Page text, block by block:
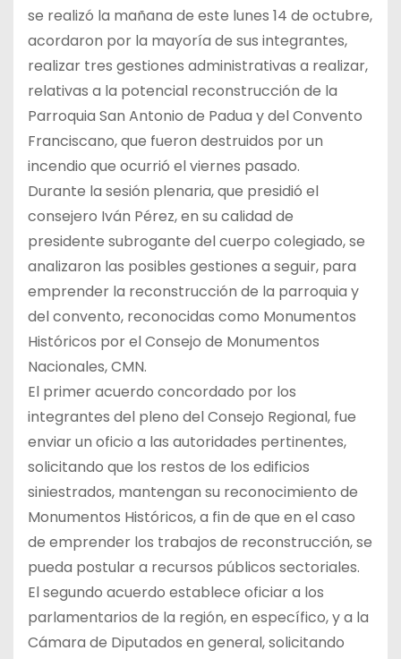
se realizó la mañana de este lunes 14 de octubre,
acordaron por la mayoría de sus integrantes,
realizar tres gestiones administrativas a realizar,
relativas a la potencial reconstrucción de la
Parroquia San Antonio de Padua y del Convento
Franciscano, que fueron destruidos por un
incendio que ocurrió el viernes pasado.
Durante la sesión plenaria, que presidió el
consejero Iván Pérez, en su calidad de
presidente subrogante del cuerpo colegiado, se
analizaron las posibles gestiones a seguir, para
emprender la reconstrucción de la parroquia y
del convento, reconocidas como Monumentos
Históricos por el Consejo de Monumentos
Nacionales, CMN.
El primer acuerdo concordado por los
integrantes del pleno del Consejo Regional, fue
enviar un oficio a las autoridades pertinentes,
solicitando que los restos de los edificios
siniestrados, mantengan su reconocimiento de
Monumentos Históricos, a fin de que en el caso
de emprender los trabajos de reconstrucción, se
pueda postular a recursos públicos sectoriales.
El segundo acuerdo establece oficiar a los
parlamentarios de la región, en específico, y a la
Cámara de Diputados en general, solicitando